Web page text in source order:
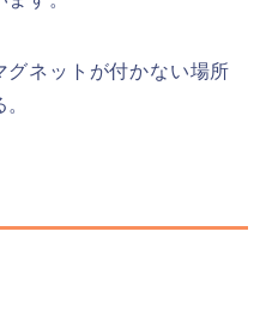
グネットが付かない場所